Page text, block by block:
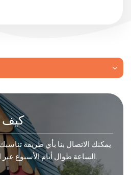
كيف
يمكنك الاتصال بنا بأي طريقة
الساعة طوال أيام الأسبوع عبر البريد الإلكتروني أو الهاتف.